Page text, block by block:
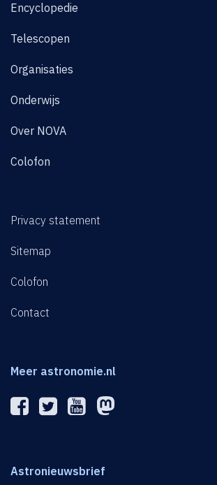
Encyclopedie
Telescopen
Organisaties
Onderwijs
Over NOVA
Colofon
Privacy statement
Sitemap
Colofon
Contact
Meer astronomie.nl
Astronieuwsbrief